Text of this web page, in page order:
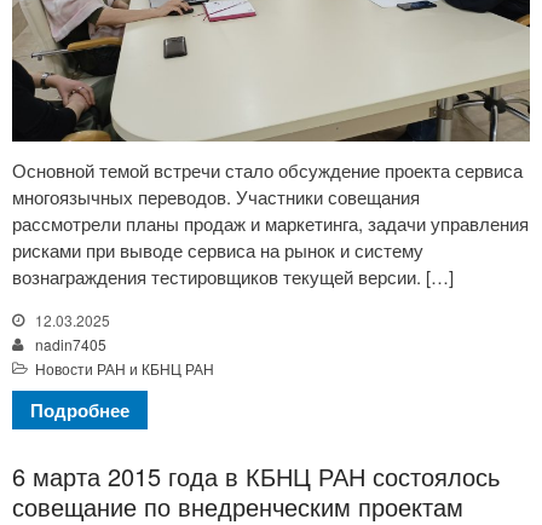
Основной темой встречи стало обсуждение проекта сервиса
многоязычных переводов. Участники совещания
рассмотрели планы продаж и маркетинга, задачи управления
рисками при выводе сервиса на рынок и систему
вознаграждения тестировщиков текущей версии. […]
12.03.2025
nadin7405
Новости РАН и КБНЦ РАН
Подробнее
6 марта 2015 года в КБНЦ РАН состоялось
совещание по внедренческим проектам